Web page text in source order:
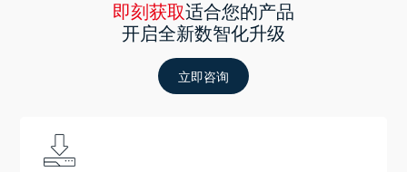
即刻获取适合您的产品
开启全新数智化升级
立即咨询